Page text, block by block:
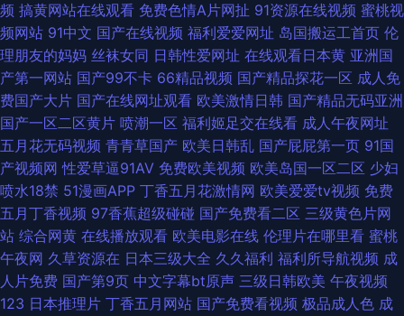
频 搞黄网站在线观看 免费色情A片网扯 91资源在线视频 蜜桃视
频网站 91中文 国产在线视频 福利爱爱网址 岛国搬运工首页 伦
理朋友的妈妈 丝袜女同 日韩性爱网址 在线观看日本黄 亚洲国
产第一网站 国产99不卡 66精品视频 国产精品探花一区 成人免
费国产大片 国产在线网址观看 欧美激情日韩 国产精品无码亚洲
国产一区二区黄片 喷潮一区 福利姬足交在线看 成人午夜网址
五月花无码视频 青青草国产 欧美日韩乱 国产屁屁第一页 91国
产视频网 性爱草逼91AV 免费欧美视频 欧美岛国一区二区 少妇
喷水18禁 51漫画APP 丁香五月花激情网 欧美爱爱tv视频 免费
五月丁香视频 97香蕉超级碰碰 国产免费看二区 三级黄色片网
站 综合网黄 在线播放观看 欧美电影在线 伦理片在哪里看 蜜桃
午夜网 久草资源在 日本三级大全 久久福利 福利所导航视频 成
人片免费 国产第9页 中文字幕bt原声 三级日韩欧美 午夜视频
123 日本推理片 丁香五月网站 国产免费看视频 极品成人色 成